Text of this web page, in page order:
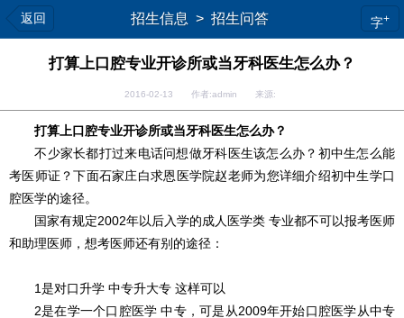
返回 招生信息 > 招生问答 字+
打算上口腔专业开诊所或当牙科医生怎么办？
2016-02-13 作者:admin 来源:
打算上口腔专业开诊所或当牙科医生怎么办？
不少家长都打过来电话问想做牙科医生该怎么办？初中生怎么能
考医师证？下面石家庄白求恩医学院赵老师为您详细介绍初中生学口
腔医学的途径。
国家有规定2002年以后入学的成人医学类 专业都不可以报考医师
和助理医师，想考医师还有别的途径：
1是对口升学 中专升大专 这样可以
2是在学一个口腔医学 中专，可是从2009年开始口腔医学从中专